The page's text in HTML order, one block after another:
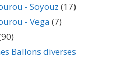
- Soyouz (17)
- Vega (7)
Ballons diverses